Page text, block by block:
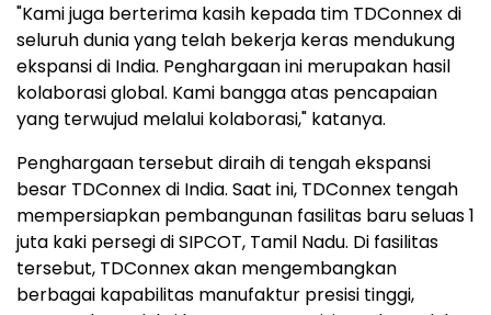
"Kami juga berterima kasih kepada tim TDConnex di
seluruh dunia yang telah bekerja keras mendukung
ekspansi di India. Penghargaan ini merupakan hasil
kolaborasi global. Kami bangga atas pencapaian
yang terwujud melalui kolaborasi," katanya.
Penghargaan tersebut diraih di tengah ekspansi
besar TDConnex di India. Saat ini, TDConnex tengah
mempersiapkan pembangunan fasilitas baru seluas 1
juta kaki persegi di SIPCOT, Tamil Nadu. Di fasilitas
tersebut, TDConnex akan mengembangkan
berbagai kapabilitas manufaktur presisi tinggi,